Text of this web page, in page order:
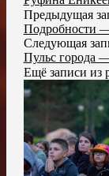
Предыдущая
Подробности
Следующая
Пульс города
Ещё записи из